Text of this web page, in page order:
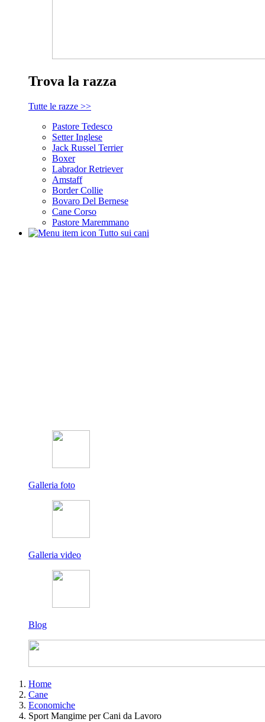
Trova la razza
Tutte le razze >>
Pastore Tedesco
Setter Inglese
Jack Russel Terrier
Boxer
Labrador Retriever
Amstaff
Border Collie
Bovaro Del Bernese
Cane Corso
Pastore Maremmano
Tutto sui cani
Galleria foto
Galleria video
Blog
Home
Cane
Economiche
Sport Mangime per Cani da Lavoro